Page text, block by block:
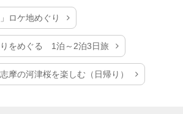
ロケ地めぐり
をめぐる 1泊～2泊3日旅
摩の河津桜を楽しむ（日帰り）